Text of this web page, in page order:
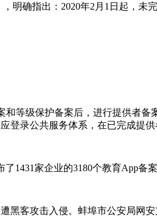
明确指出：2020年2月1日起，未
等级保护备案后，进行提供者备
录公共服务体系，在已完成提
1431家企业的3180个教育App备案
黑客攻击入侵。蚌埠市公安局网